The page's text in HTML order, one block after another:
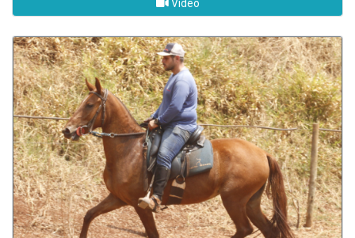
Vídeo